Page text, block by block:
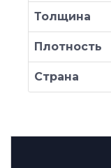
Толщина
Плотность
Страна